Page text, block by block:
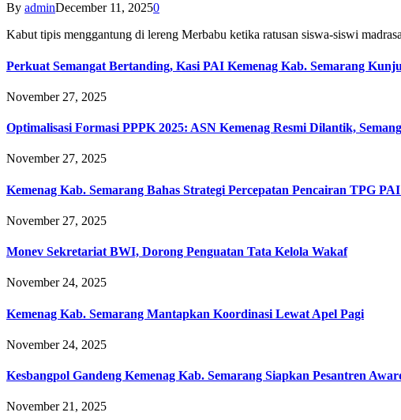
By adminDecember 11, 20250
Kabut tipis menggantung di lereng Merbabu ketika ratusan siswa-siswi
Perkuat Semangat Bertanding, Kasi PAI Kemenag Kab. Semarang
November 27, 2025
Optimalisasi Formasi PPPK 2025: ASN Kemenag Resmi Dilantik,
November 27, 2025
Kemenag Kab. Semarang Bahas Strategi Percepatan Pencairan TPG
November 27, 2025
Monev Sekretariat BWI, Dorong Penguatan Tata Kelola Wakaf
November 24, 2025
Kemenag Kab. Semarang Mantapkan Koordinasi Lewat Apel Pagi
November 24, 2025
Kesbangpol Gandeng Kemenag Kab. Semarang Siapkan Pesantren
November 21, 2025